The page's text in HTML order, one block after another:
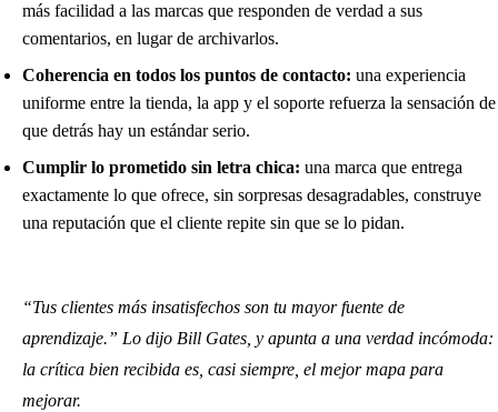
más facilidad a las marcas que responden de verdad a sus
comentarios, en lugar de archivarlos.
Coherencia en todos los puntos de contacto: una experiencia
uniforme entre la tienda, la app y el soporte refuerza la sensación de
que detrás hay un estándar serio.
Cumplir lo prometido sin letra chica: una marca que entrega
exactamente lo que ofrece, sin sorpresas desagradables, construye
una reputación que el cliente repite sin que se lo pidan.
“Tus clientes más insatisfechos son tu mayor fuente de
aprendizaje.” Lo dijo Bill Gates, y apunta a una verdad incómoda:
la crítica bien recibida es, casi siempre, el mejor mapa para
mejorar.